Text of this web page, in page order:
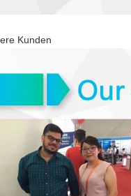
Kunden